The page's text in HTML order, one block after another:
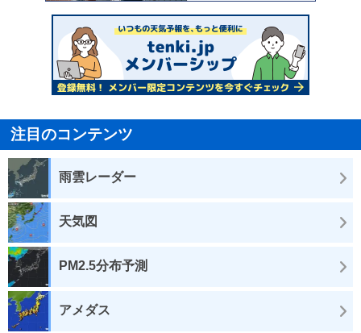
注目のコンテンツ
雨雲レーダー
天気図
PM2.5分布予測
アメダス